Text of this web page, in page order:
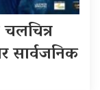
सार्वजनिक